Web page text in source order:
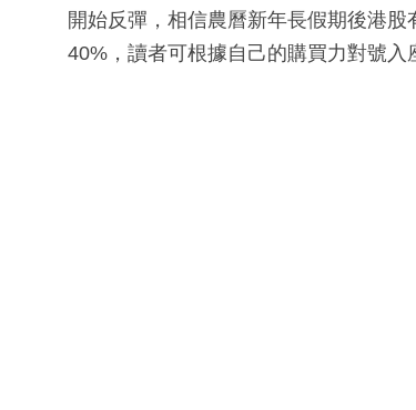
開始反彈，相信農曆新年長假期後港
40%，讀者可根據自己的購買力對號入